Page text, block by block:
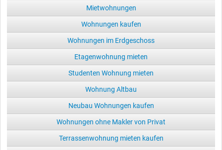
Mietwohnungen
Wohnungen kaufen
Wohnungen im Erdgeschoss
Etagenwohnung mieten
Studenten Wohnung mieten
Wohnung Altbau
Neubau Wohnungen kaufen
Wohnungen ohne Makler von Privat
Terrassenwohnung mieten kaufen